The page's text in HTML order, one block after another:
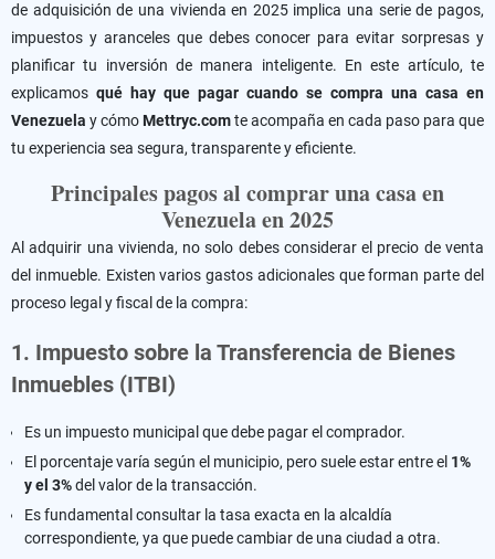
de adquisición de una vivienda en 2025 implica una serie de pagos,
impuestos y aranceles que debes conocer para evitar sorpresas y
planificar tu inversión de manera inteligente. En este artículo, te
explicamos qué hay que pagar cuando se compra una casa en
Venezuela y cómoMettryc.comte acompaña en cada paso para que
tu experiencia sea segura, transparente y eficiente.
Principales pagos al comprar una casa en
Venezuela en 2025
Al adquirir una vivienda, no solo debes considerar el precio de venta
del inmueble. Existen varios gastos adicionales que forman parte del
proceso legal y fiscal de la compra:
1. Impuesto sobre la Transferencia de Bienes
Inmuebles (ITBI)
Es un impuesto municipal que debe pagar el comprador.
El porcentaje varía según el municipio, pero suele estar entre el 1%
y el 3%del valor de la transacción.
Es fundamental consultar la tasa exacta en la alcaldía
correspondiente, ya que puede cambiar de una ciudad a otra.